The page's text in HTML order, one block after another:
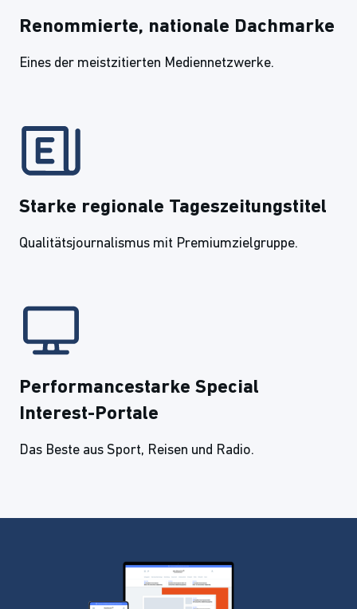
Renommierte, nationale Dachmarke
Eines der meistzitierten Mediennetzwerke.
Starke regionale Tageszeitungstitel
Qualitätsjournalismus mit Premiumzielgruppe.
Performancestarke Special
Interest-Portale
Das Beste aus Sport, Reisen und Radio.